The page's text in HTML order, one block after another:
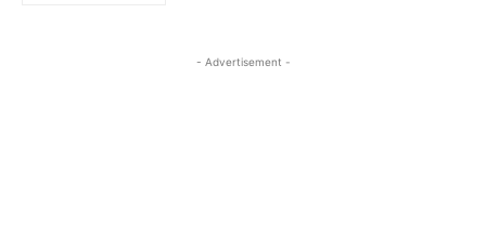
- Advertisement -